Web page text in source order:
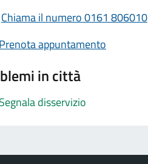
Chiama il numero 0161 806010
appuntamento
in città
disservizio